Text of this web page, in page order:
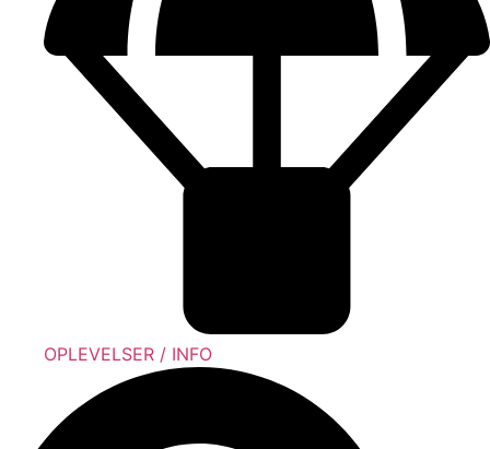
OPLEVELSER / INFO